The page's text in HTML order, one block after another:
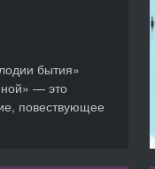
бытия»
— это
повествующее